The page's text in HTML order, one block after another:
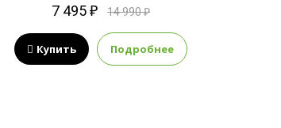
7 495 ₽ 14 990 ₽
Купить Подробнее